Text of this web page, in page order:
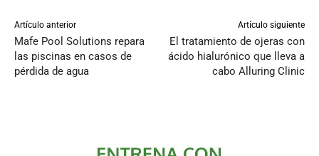
Artículo anterior
Mafe Pool Solutions repara
las piscinas en casos de
pérdida de agua
Artículo siguiente
El tratamiento de ojeras con
ácido hialurónico que lleva a
cabo Alluring Clinic